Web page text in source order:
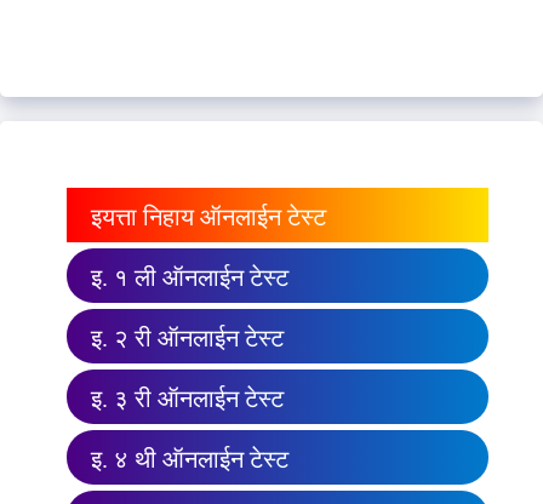
इयत्ता निहाय ऑनलाईन टेस्ट
इ. १ ली ऑनलाईन टेस्ट
इ. २ री ऑनलाईन टेस्ट
इ. ३ री ऑनलाईन टेस्ट
इ. ४ थी ऑनलाईन टेस्ट